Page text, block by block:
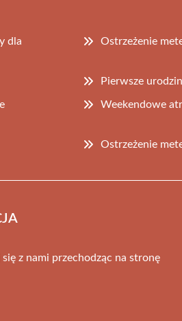
dla
Ostrzeżenie
Pierwsze
Weekendowe
Ostrzeżenie
z nami przechodząc na stronę